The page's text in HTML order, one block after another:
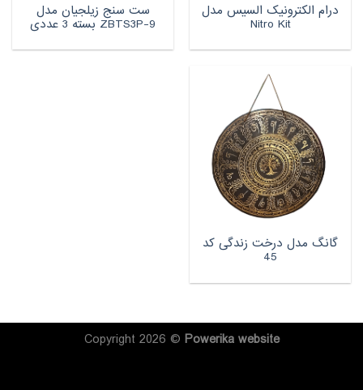
درام الکترونیک السیس مدل
Nitro Kit
ست سنج زیلجیان مدل
ZBTS3P-9 بسته 3 عددی
گانگ مدل درخت زندگی کد
45
Copyright 2026 © Powerikawebsite